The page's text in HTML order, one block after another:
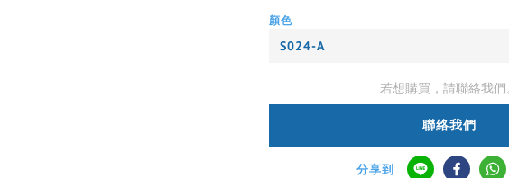
顏色
若想購買，請聯絡我們
聯絡我們
分享到